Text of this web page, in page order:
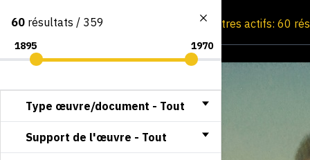
Consultation par image Filtres actifs: 60
60 résultats / 359
Type œuvre/document - Tout
Support de l'œuvre - Tout